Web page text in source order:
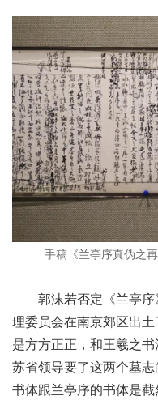
手稿《兰亭序真伪之
郭沫若否定《兰亭序
理委员会在南京郊区出
是方方正正，和王羲之
苏省领导要了这两个墓
书体跟兰亭序的书体是